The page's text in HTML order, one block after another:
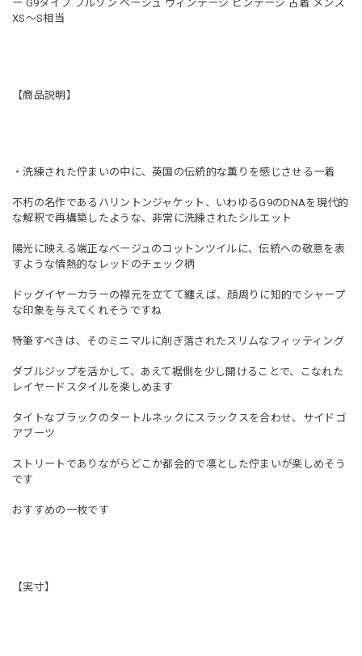
ー G9タイプ ブルゾン ベージュ ヴィンテージ ビンテージ 古着 メンズ
XS〜S相当
【商品説明】
・洗練された佇まいの中に、英国の伝統的な薫りを感じさせる一着
不朽の名作であるハリントンジャケット、いわゆるG9のDNAを現代的
な解釈で再構築したような、非常に洗練されたシルエット
陽光に映える端正なベージュのコットンツイルに、伝統への敬意を表
すような情熱的なレッドのチェック柄
ドッグイヤーカラーの襟元を立てて纏えば、顔周りに知的でシャープ
な印象を与えてくれそうですね
特筆すべきは、そのミニマルに削ぎ落されたスリムなフィッティング
ダブルジップを活かして、あえて裾側を少し開けることで、こなれた
レイヤードスタイルを楽しめます
タイトなブラックのタートルネックにスラックスを合わせ、サイドゴ
アブーツ
ストリートでありながらどこか都会的で凛とした佇まいが楽しめそう
です
おすすめの一枚です
【実寸】